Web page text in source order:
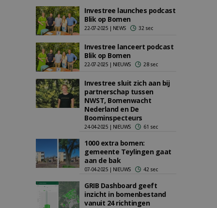
Investree launches podcast
Blik op Bomen
22-07-2025 | NEWS 32 sec
Investree lanceert podcast
Blik op Bomen
22-07-2025 | NIEUWS 28 sec
Investree sluit zich aan bij
partnerschap tussen
NWST, Bomenwacht
Nederland en De
Boominspecteurs
24-04-2025 | NIEUWS 61 sec
1000 extra bomen:
gemeente Teylingen gaat
aan de bak
07-04-2025 | NIEUWS 42 sec
GRIB Dashboard geeft
inzicht in bomenbestand
vanuit 24 richtingen